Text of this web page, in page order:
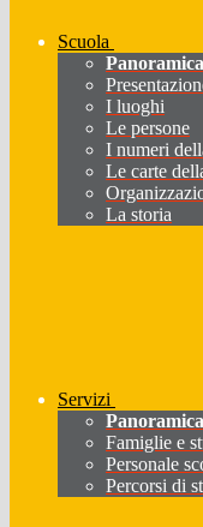
Scuola
Panoramica
I luoghi
Le persone
I numeri
Le carte
La storia
Servizi
Panoramica
Famiglie e
Personale
Percorsi di